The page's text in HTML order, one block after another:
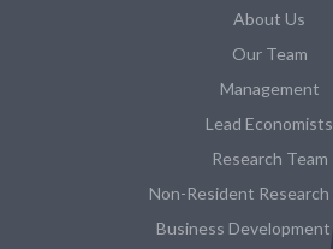
About Us
Our Team
Management
Lead Economists
Research Team
Non-Resident Research
Business